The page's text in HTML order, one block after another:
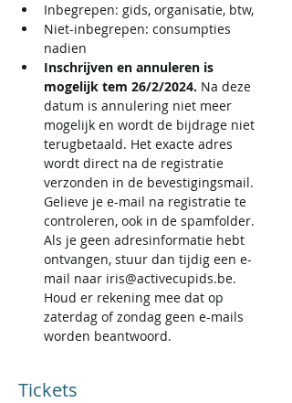
Inbegrepen: gids, organisatie, btw,
Niet-inbegrepen: consumpties
nadien
Inschrijven en annuleren is
mogelijk tem 26/2/2024. Na deze
datum is annulering niet meer
mogelijk en wordt de bijdrage niet
terugbetaald. Het exacte adres
wordt direct na de registratie
verzonden in de bevestigingsmail.
Gelieve je e-mail na registratie te
controleren, ook in de spamfolder.
Als je geen adresinformatie hebt
ontvangen, stuur dan tijdig een e-
mail naar iris@activecupids.be.
Houd er rekening mee dat op
zaterdag of zondag geen e-mails
worden beantwoord.
Tickets